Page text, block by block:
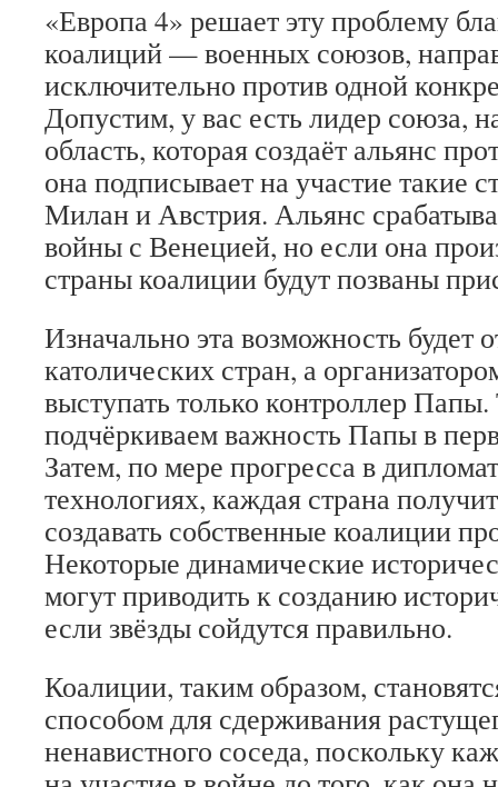
«Европа 4» решает эту проблему
коалиций — военных союзов,
исключительно против одной
Допустим, у вас есть лидер союза,
область, которая создаёт альянс
она подписывает на участие такие
Милан и Австрия. Альянс
войны с Венецией, но если она
страны коалиции будут позваны
Изначально эта возможность будет
католических стран, а
выступать только контроллер
подчёркиваем важность Папы в
Затем, по мере прогресса в
технологиях, каждая страна
создавать собственные коалиции
Некоторые динамические
могут приводить к созданию
если звёзды сойдутся правильно.
Коалиции, таким образом,
способом для сдерживания
ненавистного соседа, поскольку